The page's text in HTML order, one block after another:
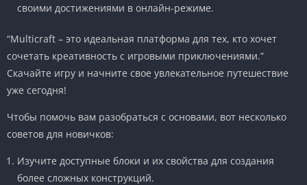
своими достижениями в онлайн-режиме.
“Multicraft – это идеальная платформа для тех, кто хочет
сочетать креативность с игровыми приключениями.”
Скачайте игру и начните свое увлекательное путешествие
уже сегодня!
Чтобы помочь вам разобраться с основами, вот несколько
советов для новичков:
Изучите доступные блоки и их свойства для создания
более сложных конструкций.